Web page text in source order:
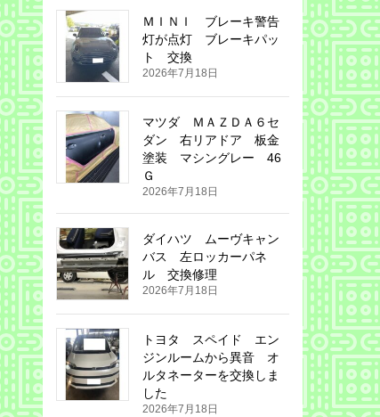
ＭＩＮＩ ブレーキ警告
灯が点灯 ブレーキパッ
ト 交換
2026年7月18日
マツダ ＭＡＺＤＡ６セ
ダン 右リアドア 板金
塗装 マシングレー 46
Ｇ
2026年7月18日
ダイハツ ムーヴキャン
バス 左ロッカーパネ
ル 交換修理
2026年7月18日
トヨタ スペイド エン
ジンルームから異音 オ
ルタネーターを交換しま
した
2026年7月18日